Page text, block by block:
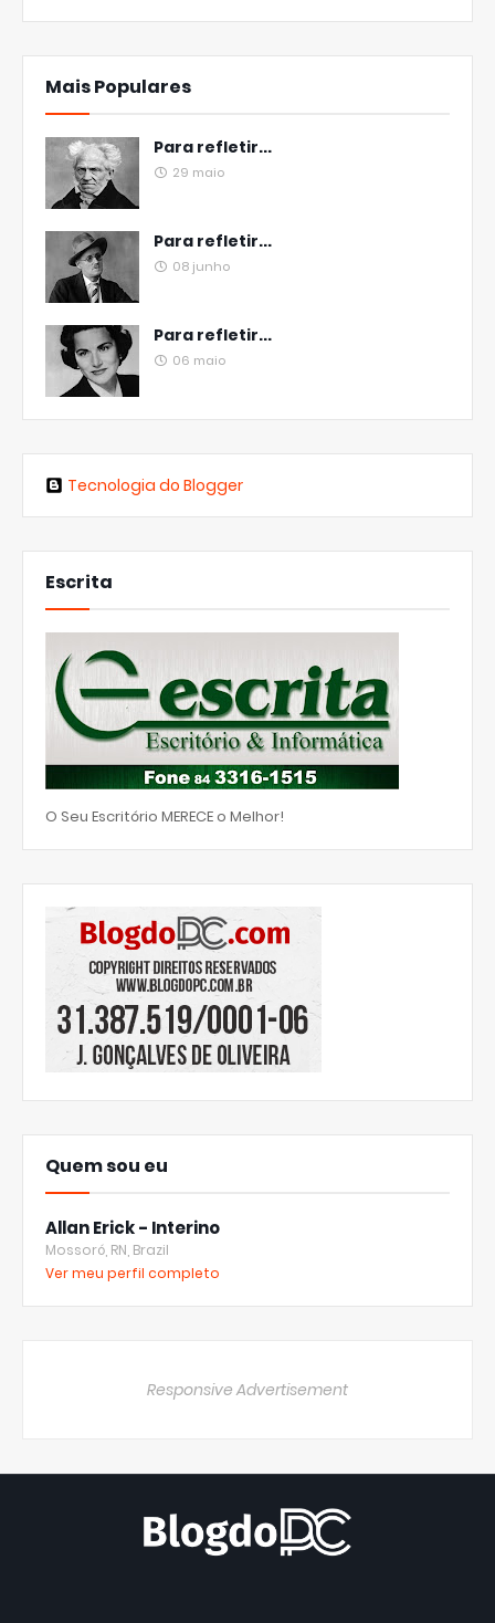
Mais Populares
Para refletir...
29 maio
Para refletir...
08 junho
Para refletir...
06 maio
Tecnologia do Blogger
Escrita
O Seu Escritório MERECE o Melhor!
Quem sou eu
Allan Erick - Interino
Mossoró, RN, Brazil
Ver meu perfil completo
Responsive Advertisement